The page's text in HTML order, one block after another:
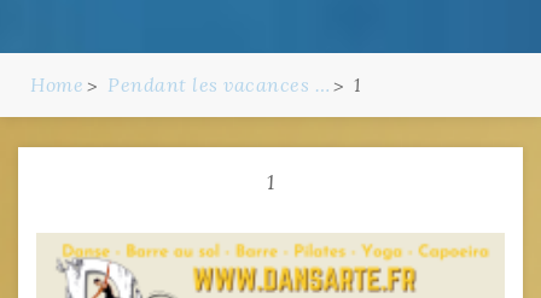
Home Pendant les vacances … 1
1